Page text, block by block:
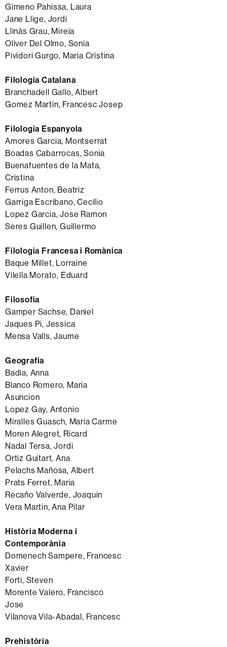
Gimeno Pahissa, Laura
Jane Llige, Jordi
Llinàs Grau, Mireia
Oliver Del Olmo, Sonia
Pividori Gurgo, Maria Cristina
Filologia Catalana
Branchadell Gallo, Albert
Gomez Martin, Francesc Josep
Filologia Espanyola
Amores Garcia, Montserrat
Boadas Cabarrocas, Sonia
Buenafuentes de la Mata,
Cristina
Ferrus Anton, Beatriz
Garriga Escribano, Cecilio
Lopez Garcia, Jose Ramon
Seres Guillen, Guillermo
Filologia Francesa i Romànica
Baque Millet, Lorraine
Vilella Morato, Eduard
Filosofia
Gamper Sachse, Daniel
Jaques Pi, Jessica
Mensa Valls, Jaume
Geografia
Badia, Anna
Blanco Romero, Maria
Asuncion
Lopez Gay, Antonio
Miralles Guasch, Maria Carme
Moren Alegret, Ricard
Nadal Tersa, Jordi
Ortiz Guitart, Ana
Pelachs Mañosa, Albert
Prats Ferret, Maria
Recaño Valverde, Joaquin
Vera Martin, Ana Pilar
Història Moderna i
Contemporània
Domenech Sampere, Francesc
Xavier
Forti, Steven
Morente Valero, Francisco
Jose
Vilanova Vila-Abadal, Francesc
Prehistòria